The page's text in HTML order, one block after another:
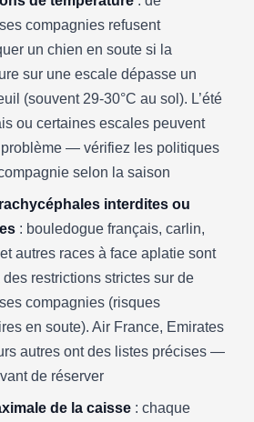
compagnies refusent
un chien en soute si la
sur une escale dépasse un
(souvent 29-30°C au sol). L’été
ou certaines escales peuvent
problème — vérifiez les politiques
selon la saison
interdites ou
: bouledogue français, carlin,
autres races à face aplatie sont
restrictions strictes sur de
compagnies (risques
en soute). Air France, Emirates
autres ont des listes précises —
de réserver
de la caisse : chaque